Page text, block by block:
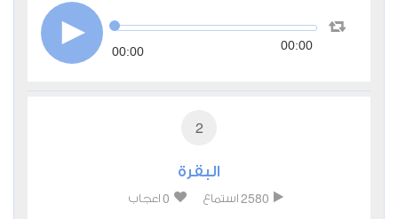
00:00 00:00
2
البقرة
2580 استماع 0 اعجاب